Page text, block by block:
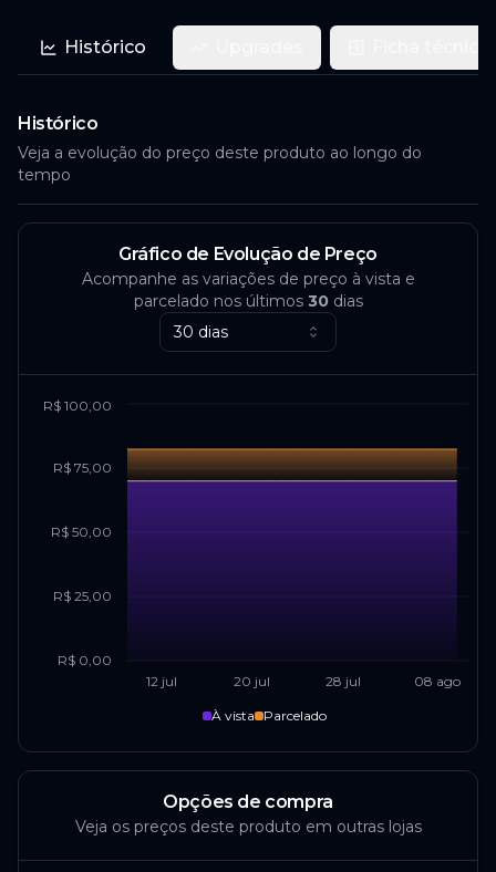
Histórico
Histórico
Veja a evolução do preço deste produto ao longo do
tempo
Gráfico de Evolução de Preço
Acompanhe as variações de preço à vista e
parcelado nos últimos 30dias
30 dias
12 jul 20 jul 28 jul 08 ago
R$ 0,00
R$ 25,00
R$ 50,00
R$ 75,00
R$ 100,00
À vista Parcelado
Opções de compra
Veja os preços deste produto em outras lojas